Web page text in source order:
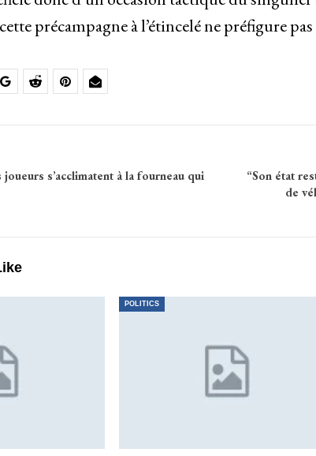
précampagne à l’étincelé ne préfigure
s’acclimatent à la fourneau qui
“Son état
de
POLITICS